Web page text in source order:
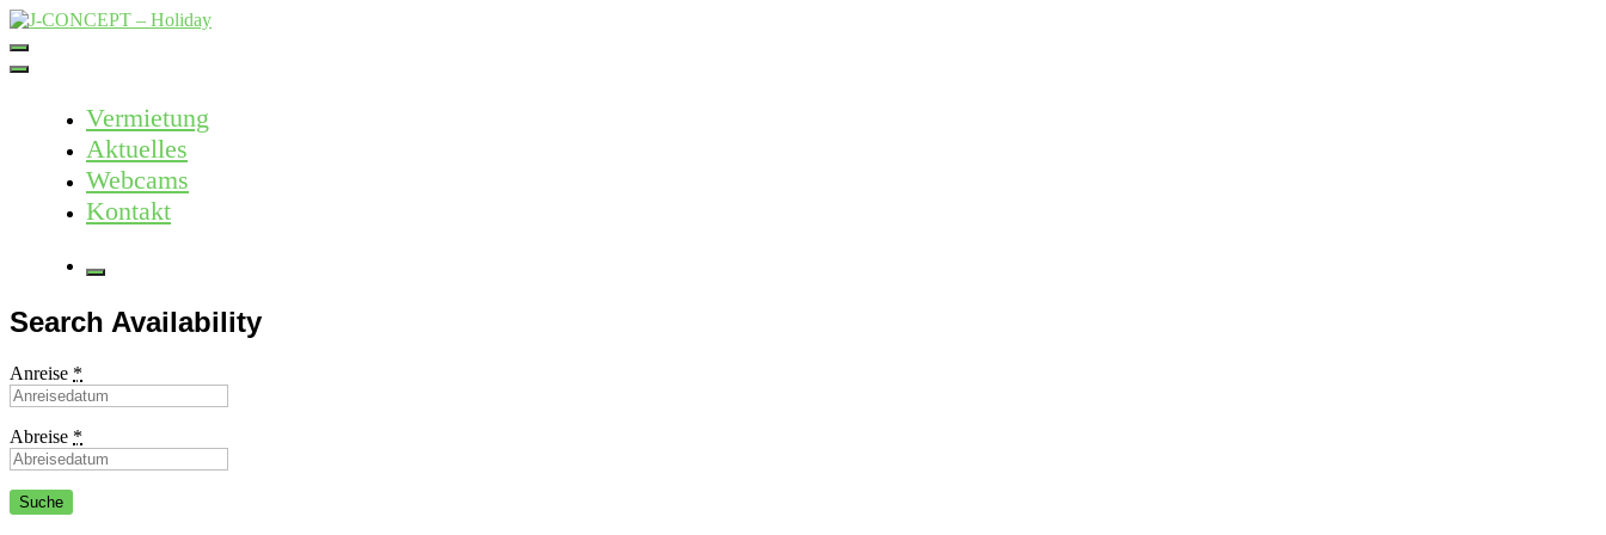
Skip
to
content
Vermietung
Aktuelles
Webcams
Kontakt
More
Search Availability
Anreise *
Abreise *